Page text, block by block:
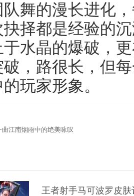
舞的漫长进化
择都是经验的
水晶的爆破，
，路很长，但
玩家形象。
江南烟雨中的绝美咏叹
王者射手马可波罗皮